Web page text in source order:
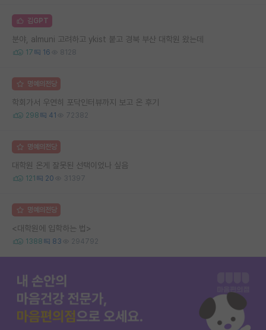
김GPT
분야, almuni 고려하고 ykist 붙고 경북 부산 대학원 왔는데
17 16 8128
명예의전당
학회가서 우연히 포닥인터뷰까지 보고 온 후기
298 41 72382
명예의전당
대학원 온게 잘못된 선택이었나 싶음
121 20 31397
명예의전당
<대학원에 입학하는 법>
1388 83 294792